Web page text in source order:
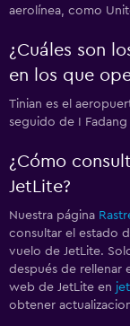
aerolínea, como
¿Cuáles son
en los que
Tinian es el
seguido de I Fadang
¿Cómo
JetLite?
Nuestra página
consultar el estado
vuelo de JetLite.
después de rellenar
web de JetLite en
obtener